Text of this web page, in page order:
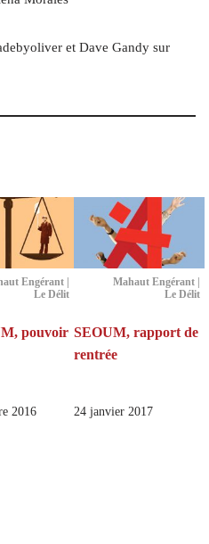
et Dave Gandy sur
Engérant |
Le Délit
pouvoir
2016
Mahaut Engérant |
Le Délit
SEOUM, rapport de
rentrée
24 janvier 2017